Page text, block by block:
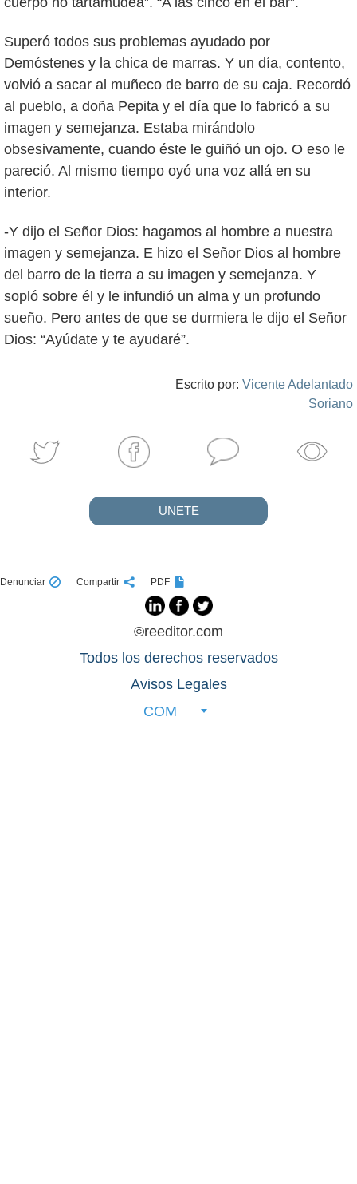
Superó todos sus problemas ayudado por
Demóstenes y la chica de marras. Y un día, contento,
volvió a sacar al muñeco de barro de su caja. Recordó
al pueblo, a doña Pepita y el día que lo fabricó a su
imagen y semejanza. Estaba mirándolo
obsesivamente, cuando éste le guiñó un ojo. O eso le
pareció. Al mismo tiempo oyó una voz allá en su
interior.
-Y dijo el Señor Dios: hagamos al hombre a nuestra
imagen y semejanza. E hizo el Señor Dios al hombre
del barro de la tierra a su imagen y semejanza. Y
sopló sobre él y le infundió un alma y un profundo
sueño. Pero antes de que se durmiera le dijo el Señor
Dios: “Ayúdate y te ayudaré”.
Escrito por: Vicente Adelantado
Soriano
UNETE
Denunciar Compartir PDF
©reeditor.com
Todos los derechos reservados
Avisos Legales